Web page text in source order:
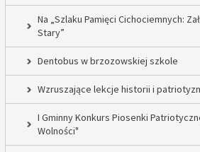
Na „Szlaku Pamięci Cichociemnych:
Stary”
Dentobus w brzozowskiej szkole
Wzruszające lekcje historii i
I Gminny Konkurs Piosenki
Wolności"